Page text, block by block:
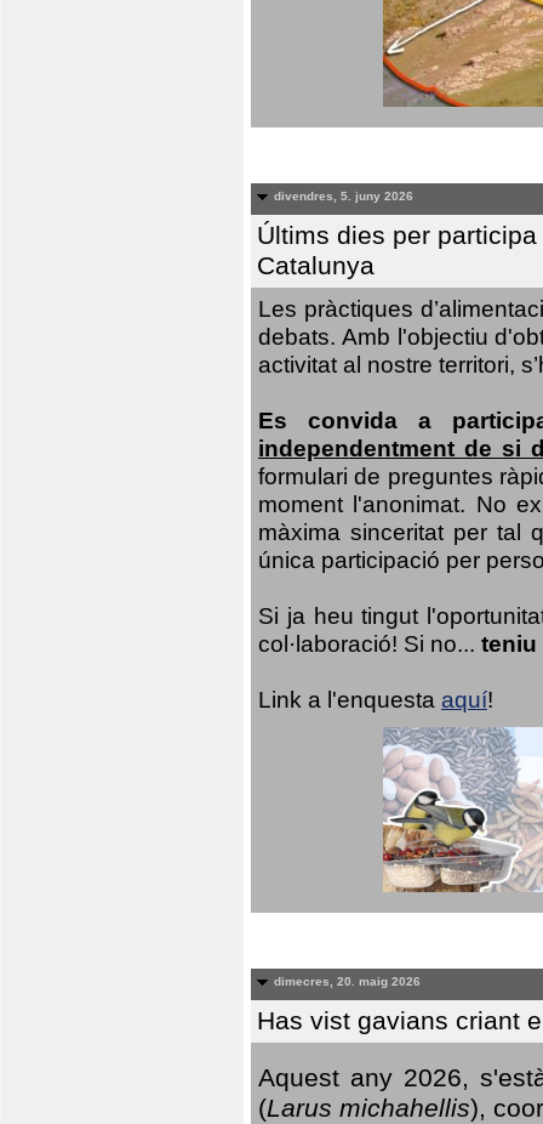
divendres, 5. juny 2026
Últims dies per
Catalunya
Les pràctiques
debats. Amb l'objectiu
activitat al nostre territori,
Es convida a
independentment de si
formulari de preguntes
moment l'anonimat. No
màxima sinceritat per tal
única participació per
Si ja heu tingut
col·laboració! Si no... teniu
Link a l'enquesta aquí!
dimecres, 20. maig 2026
Has vist gavians criant
Aquest any 2026,
(Larus michahellis),